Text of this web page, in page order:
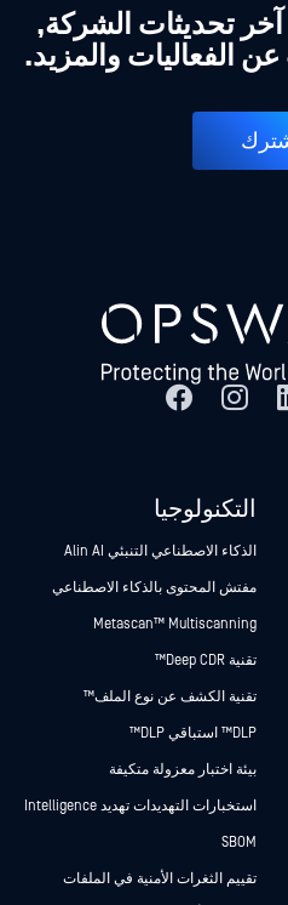
تحديثات الشركة,
الفعاليات والمزيد.
التكنولوجيا
الذكاء الاصطناعي التنبئي Alin AI
مفتش المحتوى بالذكاء الاصطناعي
Metascan™ Multiscanning
تقنية Deep CDR™
تقنية الكشف عن نوع الملف™
DLP™ استباقي DLP™
بيئة اختبار معزولة متكيفة
استخبارات التهديدات تهديد Intelligence
SBOM
تقييم الثغرات الأمنية في الملفات